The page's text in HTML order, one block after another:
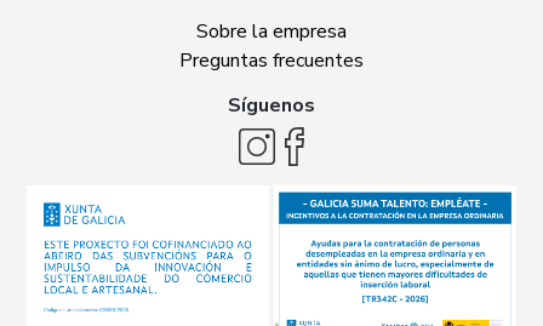
Sobre la empresa
Preguntas frecuentes
Síguenos